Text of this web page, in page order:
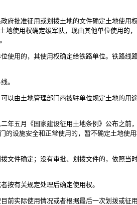
批准征用或划拨土地的文件确定土地使用
使用权确定级军队，现由其他单位使用的
用的，其使用权确定给铁路单位。铁路线
。
由土地管理部门商被驻单位规定土地的用
五月《国家建设征用土地条例》公布之前
设施安全和正常使用的，暂不确定土地使
件确定；没有审批、划拨文件的，依照当
有关规定处理后确定使用权。
实际使用情况或者根据最后一次划拨或征用